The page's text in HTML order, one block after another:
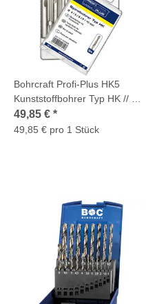
Bohrcraft Profi-Plus HK5
Kunststoffbohrer Typ HK // 4-
5-6-8-10/5-tlg.
49,85 € *
49,85 € pro 1 Stück